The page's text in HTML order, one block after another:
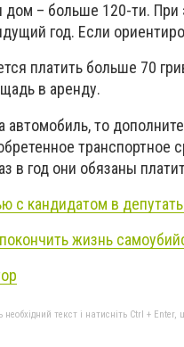
дом – больше 120-ти.
год. Если
платить больше 70
в аренду.
автомобиль, то
в год они обязаны
с кандидатом в
жизнь
текст і натисніть Ctrl +